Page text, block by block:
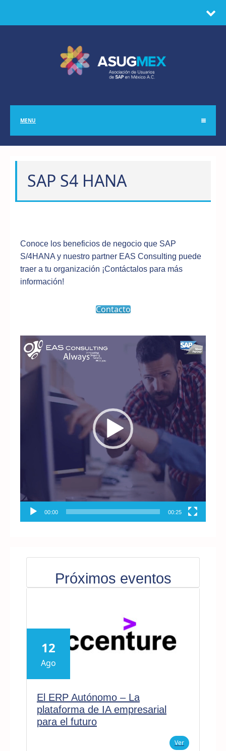
MENU
SAP S4 HANA
Conoce los beneficios de negocio que SAP
S/4HANA y nuestro partner EAS Consulting puede
traer a tu organización ¡Contáctalos para más
información!
Contacto
Reproductor
de
vídeo
00:00 00:25
Próximos eventos
12
Ago
El ERP Autónomo – La
plataforma de IA empresarial
para el futuro
Ver